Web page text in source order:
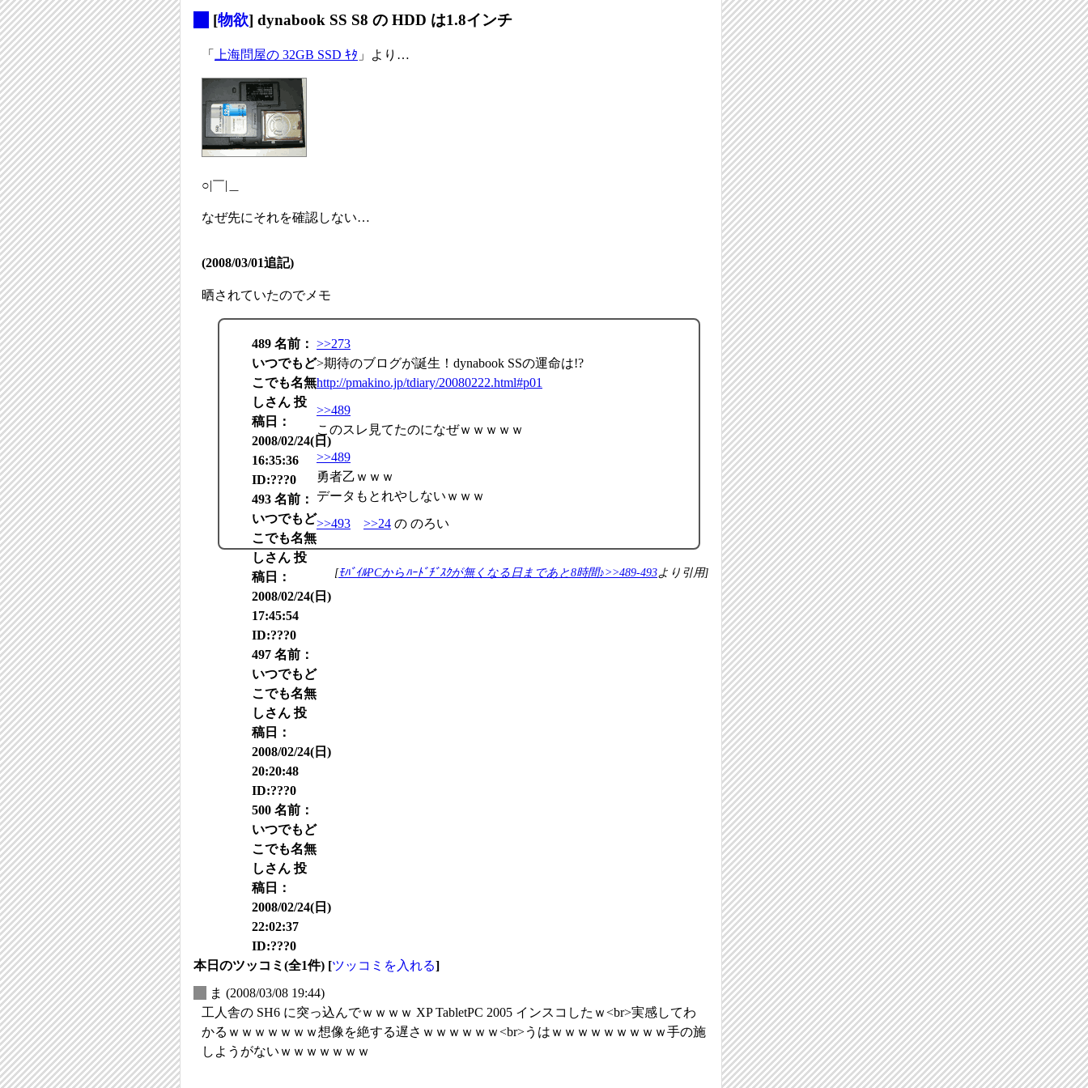
[物欲] dynabook SS S8 の HDD は1.8インチ
「 上海問屋の 32GB SSD ｷﾀ 」より…
○|￣|＿
なぜ先にそれを確認しない…
(2008/03/01追記)
晒されていたのでメモ
489 名前：
いつでもど
こでも名無
しさん 投
稿日：
2008/02/24(日)
16:35:36
ID:???0
>>273
>期待のブログが誕生！dynabook SSの運命は!?
http://pmakino.jp/tdiary/20080222.html#p01
493 名前：
いつでもど
こでも名無
しさん 投
稿日：
2008/02/24(日)
17:45:54
ID:???0
>>489
このスレ見てたのになぜｗｗｗｗｗ
497 名前：
いつでもど
こでも名無
しさん 投
稿日：
2008/02/24(日)
20:20:48
ID:???0
>>489
勇者乙ｗｗｗ
データもとれやしないｗｗｗ
500 名前：
いつでもど
こでも名無
しさん 投
稿日：
2008/02/24(日)
22:02:37
ID:???0
>>493 >>24 の のろい
[ﾓﾊﾞｲﾙPCからﾊｰﾄﾞﾁﾞｽｸが無くなる日まであと8時間♪>>489-493より引用]
本日のツッコミ(全1件) [ツッコミを入れる]
ま (2008/03/08 19:44)
工人舎の SH6 に突っ込んでｗｗｗｗ XP TabletPC 2005 インスコしたｗ<br>実感してわ
かるｗｗｗｗｗｗｗ想像を絶する遅さｗｗｗｗｗｗ<br>うはｗｗｗｗｗｗｗｗｗ手の施
しようがないｗｗｗｗｗｗｗ